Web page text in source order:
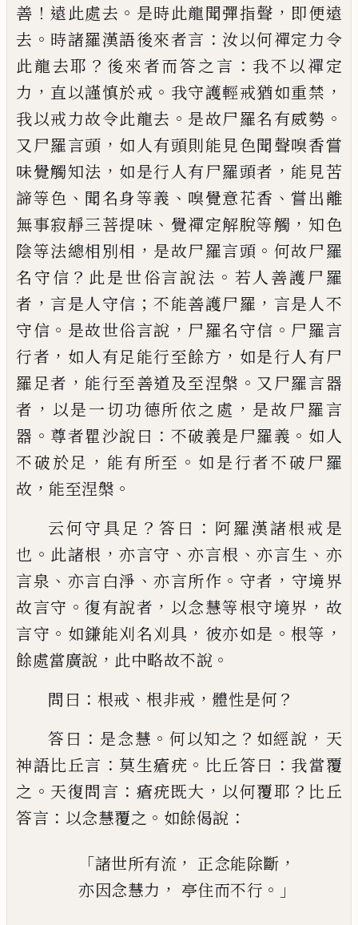
善 ！遠此處去 。 是時此龍聞彈指聲 ， 即便遠
去 。 時諸羅漢語後來者言 ： 汝以何禪定力令
此龍去耶 ？ 後來者而答之言 ： 我不以禪定
力 ， 直以謹慎於戒 。 我守護輕戒猶如重禁 ，
我以戒力故令此龍去 。 是故尸羅名有威勢 。
又尸羅言頭 ， 如人有頭則能見色聞聲嗅香嘗
味覺觸知法 ， 如是行人有尸羅頭者 ， 能見苦
諦等色 、 聞名身等義 、 嗅覺意花香 、嘗出離
無事寂靜三菩提味 、 覺禪定解脫等觸 ， 知色
陰等法總相別相 ， 是故尸羅言頭 。 何故尸羅
名守信 ？ 此是世俗言說法 。 若人善護尸羅
者 ， 言是人守信 ； 不能善護尸羅 ， 言是人不
守信 。 是故世俗言說 ， 尸羅名守信 。 尸羅言
行者 ， 如人有足能行至餘方 ， 如是行人有尸
羅足者 ， 能行至善道及至涅槃 。 又尸羅言器
者 ， 以是一切功德所依之處 ， 是故尸羅言
器 。 尊者瞿沙說曰 ： 不破義是尸羅義 。 如人
不破於足 ， 能有所至 。 如是行者不破尸羅
故 ， 能至涅槃 。
云何守具足 ？答曰 ： 阿羅漢諸根戒是
也 。 此諸根 ，亦言守 、亦言根 、亦言生 、 亦
言泉 、 亦言白淨 、亦言所作 。 守者 ， 守境界
故言守 。復有說者 ， 以念慧等根守境界 ， 故
言守 。 如鎌能刈名刈具 ， 彼亦如是 。根等 ，
餘處當廣說 ， 此中略故不說 。
問曰 ： 根戒 、 根非戒 ， 體性是何 ？
答曰 ： 是念慧 。何以知之 ？ 如經說 ， 天
神語比丘言 ： 莫生瘡疣 。 比丘答曰 ： 我當覆
之 。 天復問言 ： 瘡疣既大 ， 以何覆耶 ？ 比丘
答言 ： 以念慧覆之 。 如餘偈說 ：
「諸世所有流 ， 正念能除斷 ，
亦因念慧力 ， 亭住而不行 。」